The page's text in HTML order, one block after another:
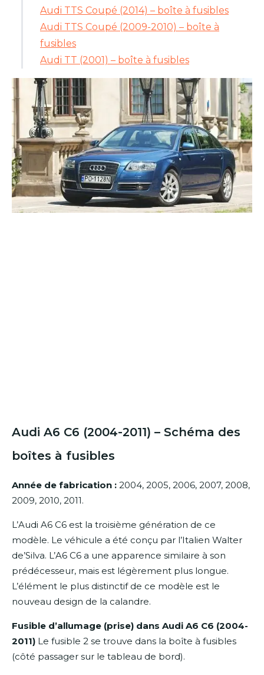
Audi TTS Coupé (2014) – boîte à fusibles
Audi TTS Coupé (2009-2010) – boîte à
fusibles
Audi TT (2001) – boîte à fusibles
Audi A6 C6 (2004-2011) – Schéma des
boîtes à fusibles
Année de fabrication : 2004, 2005, 2006, 2007, 2008,
2009, 2010, 2011.
L’Audi A6 C6 est la troisième génération de ce
modèle. Le véhicule a été conçu par l’Italien Walter
de’Silva. L’A6 C6 a une apparence similaire à son
prédécesseur, mais est légèrement plus longue.
L’élément le plus distinctif de ce modèle est le
nouveau design de la calandre.
Fusible d’allumage (prise) dans Audi A6 C6 (2004-
2011) Le fusible 2 se trouve dans la boîte à fusibles
(côté passager sur le tableau de bord).